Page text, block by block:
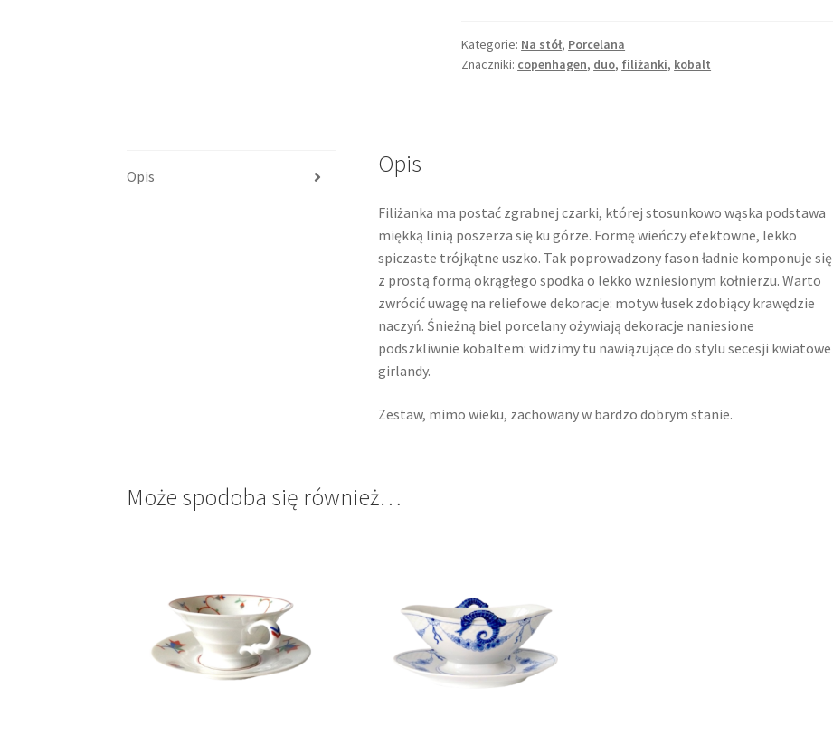
Kategorie: Na stół, Porcelana
Znaczniki: copenhagen, duo, filiżanki, kobalt
Opis Opis
Filiżanka ma postać zgrabnej czarki, której stosunkowo wąska podstawa
miękką linią poszerza się ku górze. Formę wieńczy efektowne, lekko
spiczaste trójkątne uszko. Tak poprowadzony fason ładnie komponuje się
z prostą formą okrągłego spodka o lekko wzniesionym kołnierzu. Warto
zwrócić uwagę na reliefowe dekoracje: motyw łusek zdobiący krawędzie
naczyń. Śnieżną biel porcelany ożywiają dekoracje naniesione
podszkliwnie kobaltem: widzimy tu nawiązujące do stylu secesji kwiatowe
girlandy.
Zestaw, mimo wieku, zachowany w bardzo dobrym stanie.
Może spodoba się również…